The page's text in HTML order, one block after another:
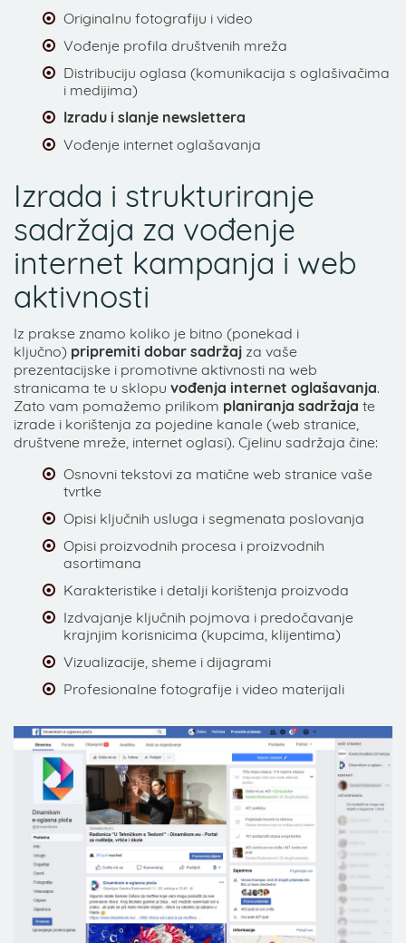
Originalnu fotografiju i video
Vođenje profila društvenih mreža
Distribuciju oglasa (komunikacija s oglašivačima
i medijima)
Izradu i slanje newslettera
Vođenje internet oglašavanja
Izrada i strukturiranje
sadržaja za vođenje
internet kampanja i web
aktivnosti
Iz prakse znamo koliko je bitno (ponekad i
ključno) pripremiti dobar sadržaj za vaše
prezentacijske i promotivne aktivnosti na web
stranicama te u sklopu vođenja internet oglašavanja.
Zato vam pomažemo prilikom planiranja sadržaja te
izrade i korištenja za pojedine kanale (web stranice,
društvene mreže, internet oglasi). Cjelinu sadržaja čine:
Osnovni tekstovi za matične web stranice vaše
tvrtke
Opisi ključnih usluga i segmenata poslovanja
Opisi proizvodnih procesa i proizvodnih
asortimana
Karakteristike i detalji korištenja proizvoda
Izdvajanje ključnih pojmova i predočavanje
krajnjim korisnicima (kupcima, klijentima)
Vizualizacije, sheme i dijagrami
Profesionalne fotografije i video materijali